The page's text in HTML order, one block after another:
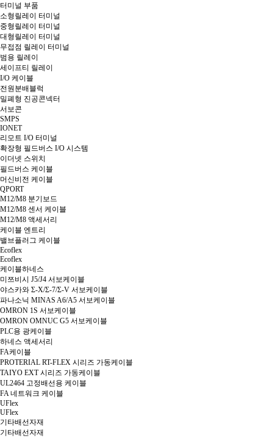
터미널 부품
소형릴레이 터미널
중형릴레이 터미널
대형릴레이 터미널
무접점 릴레이 터미널
범용 릴레이
세이프티 릴레이
I/O 케이블
전원분배블럭
밀폐형 진공콘넥터
서보콘
SMPS
IONET
리모트 I/O 터미널
확장형 필드버스 I/O 시스템
이더넷 스위치
필드버스 케이블
머신비전 케이블
QPORT
M12/M8 분기보드
M12/M8 센서 케이블
M12/M8 액세서리
케이블 엔트리
밸브플러그 케이블
Ecoflex
Ecoflex
케이블하네스
미쯔비시 J5/J4 서보케이블
야스카와 Σ-X/Σ-7/Σ-V 서보케이블
파나소닉 MINAS A6/A5 서보케이블
OMRON 1S 서보케이블
OMRON OMNUC G5 서보케이블
PLC용 광케이블
하네스 액세서리
FA케이블
PROTERIAL RT-FLEX 시리즈 가동케이블
TAIYO EXT 시리즈 가동케이블
UL2464 고정배선용 케이블
FA 네트워크 케이블
UFlex
UFlex
기타배선자재
기타배선자재